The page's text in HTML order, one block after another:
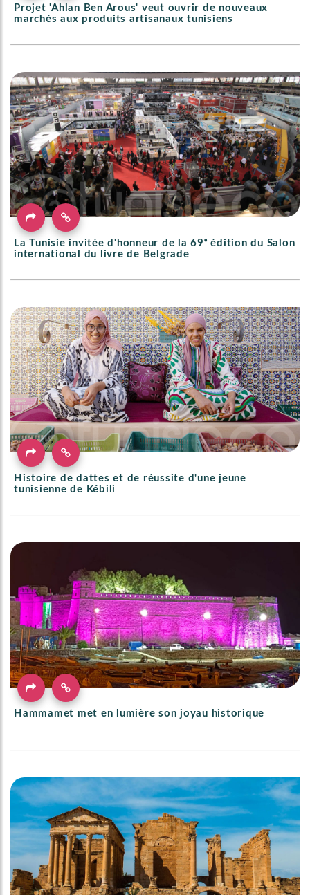
Projet 'Ahlan Ben Arous' veut ouvrir de nouveaux
marchés aux produits artisanaux tunisiens
La Tunisie invitée d'honneur de la 69ᵉ édition du Salon
international du livre de Belgrade
Histoire de dattes et de réussite d'une jeune
tunisienne de Kébili
Hammamet met en lumière son joyau historique